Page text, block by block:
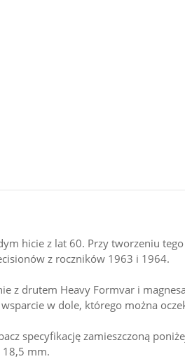
hicie z lat 60. Przy tworzeniu
z roczników 1963 i 1964.
z drutem Heavy Formvar i
w dole, którego można
specyfikację zamieszczoną
18,5 mm.